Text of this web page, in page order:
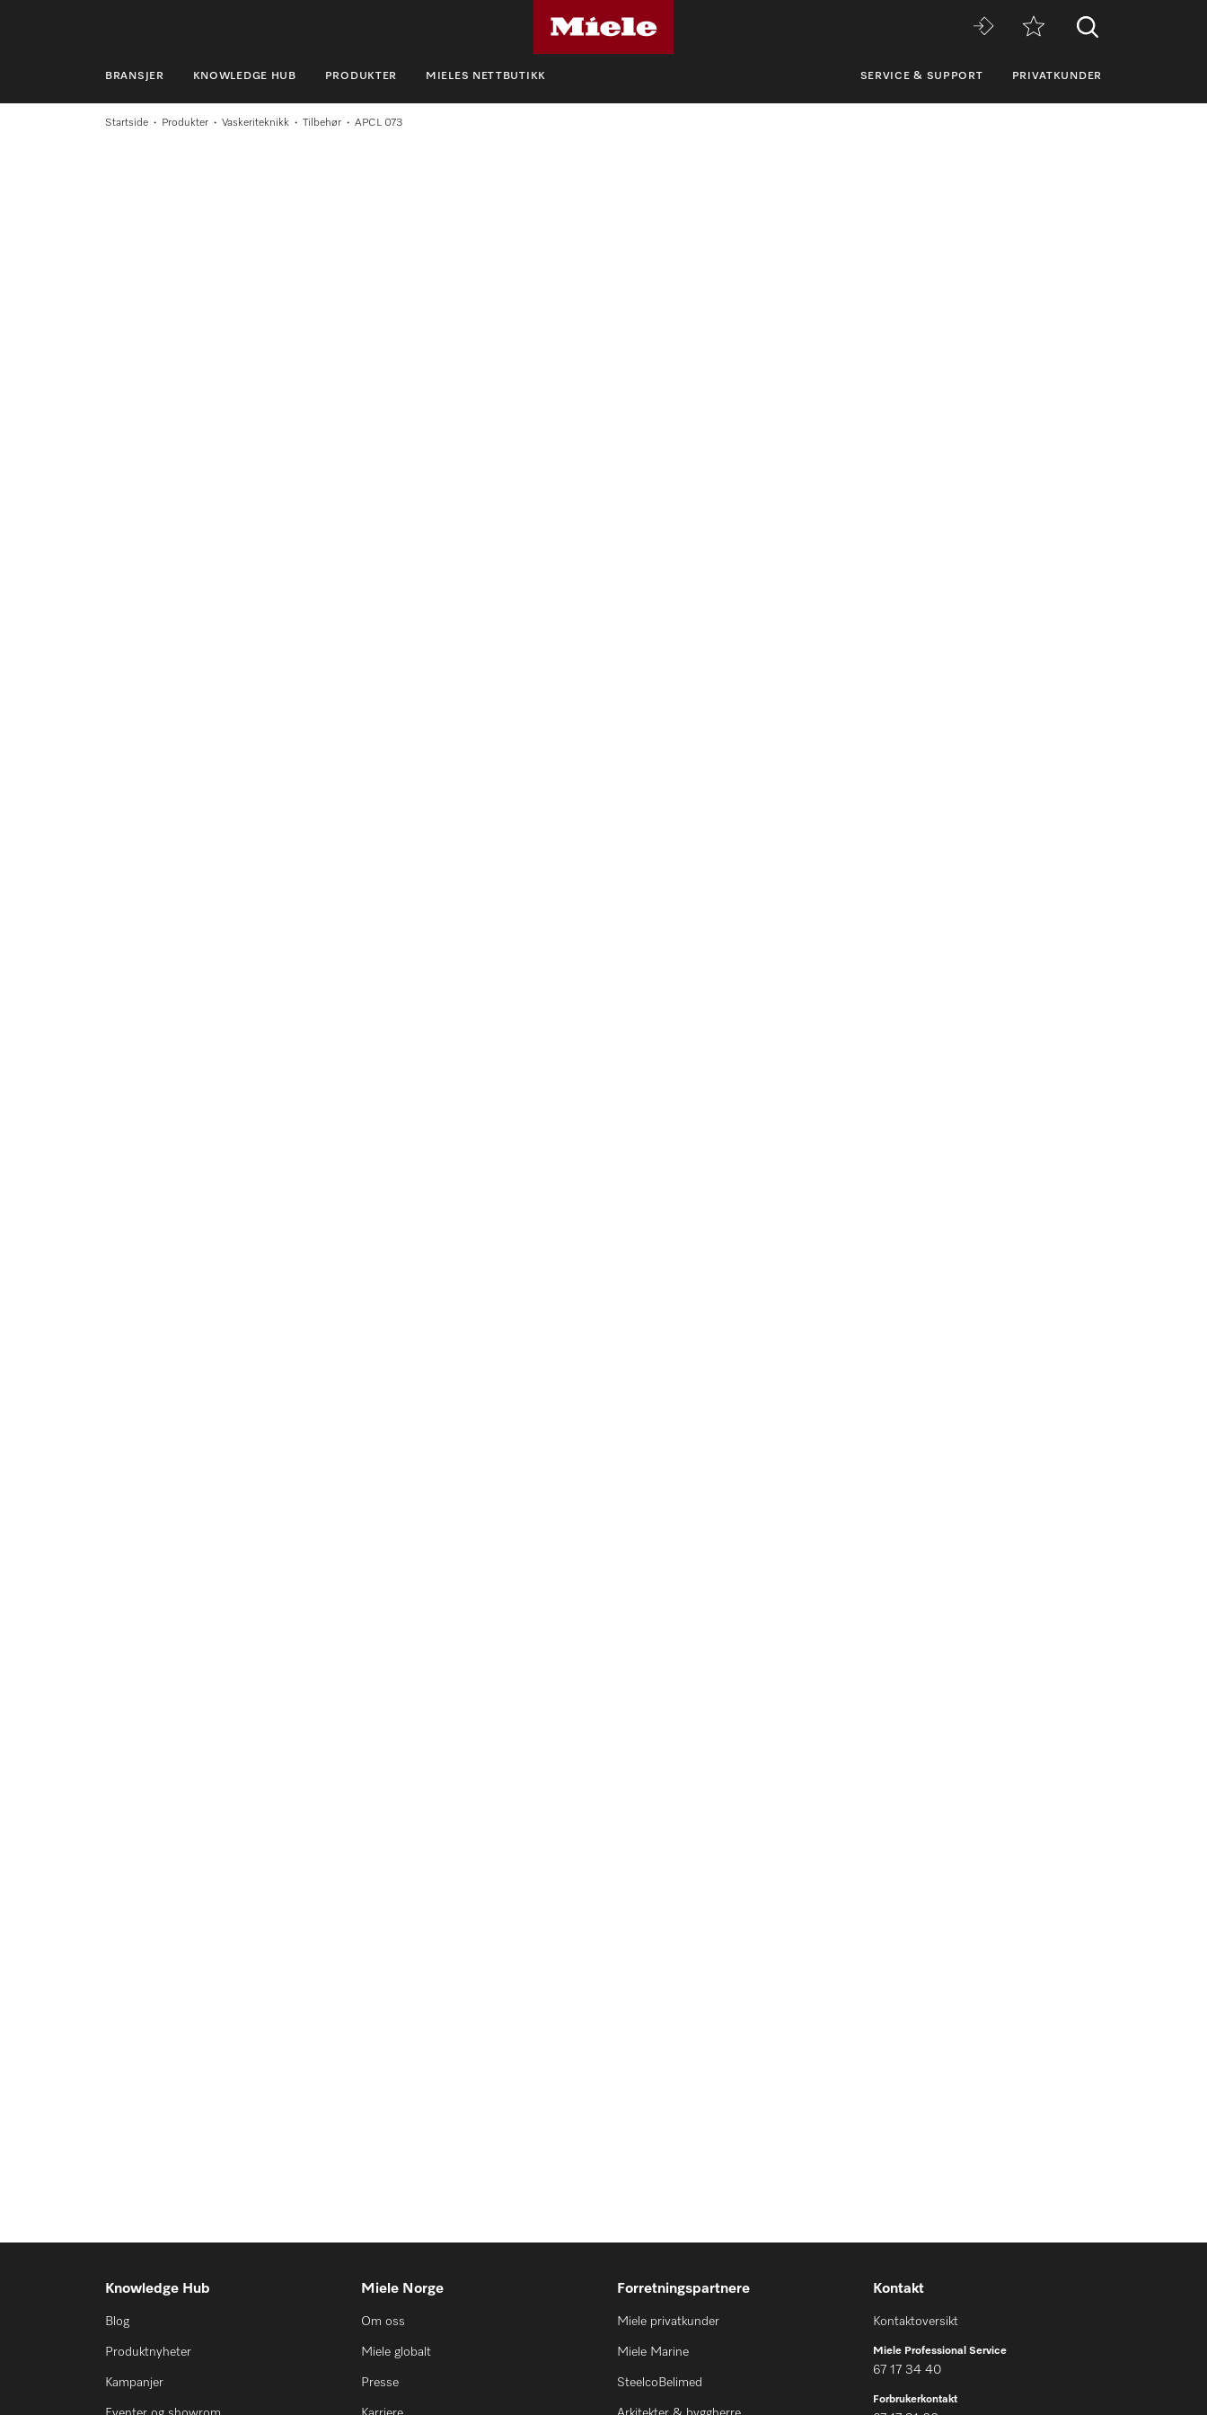
BRANSJER KNOWLEDGE HUB PRODUKTER MIELES NETTBUTIKK SERVICE & SUPPORT PRIVATKUNDER
BRANSJER
Startside Produkter Vaskeriteknikk Tilbehør APCL 073
Knowledge Hub
Blog
Produktnyheter
Kampanjer
Miele Norge
Om oss
Miele globalt
Presse
Forretningspartnere
Miele privatkunder
Miele Marine
SteelcoBelimed
Kontakt
Kontaktoversikt
Miele Professional Service
67 17 34 40
Forbrukerkontakt